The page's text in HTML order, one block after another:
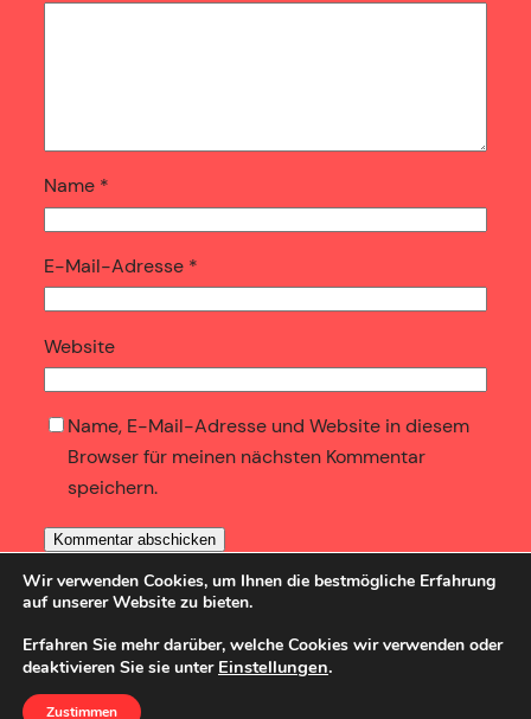
Name *
E-Mail-Adresse *
Website
Name, E-Mail-Adresse und Website in diesem
Browser für meinen nächsten Kommentar
speichern.
SozBlog
Wir verwenden Cookies, um Ihnen die bestmögliche Erfahrung
auf unserer Website zu bieten.
Erfahren Sie mehr darüber, welche Cookies wir verwenden oder
deaktivieren Sie sie unter Einstellungen.
Zustimmen